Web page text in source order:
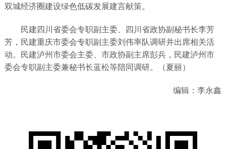
双城经济圈建设绿色低碳发展建言献策。
民建四川省委会专职副主委、四川省政协副秘书长李芳
芳，民建重庆市委会专职副主委刘伟率队调研并出席相关活
动。民建泸州市委会主委、市政协副主席彭兵，民建泸州市
委会专职副主委兼秘书长蓝松等陪同调研。（夏丽）
编辑：李永鑫